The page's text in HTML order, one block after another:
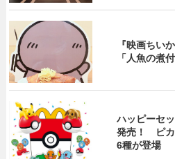
『映画ちい
「人魚の煮
ハッピーセ
発売！ ピカ
6種が登場